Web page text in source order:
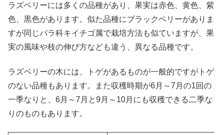
ラズベリーには多くの品種があり、果実は赤色、黄色、紫
色、黒色があります。似た品種にブラックベリーがありま
すが同じバラ科キイチゴ属で栽培方法も似ていますが、果
実の風味や枝の伸び方なども違う、異なる品種です。
ラズベリーの木には、トゲがあるものが一般的ですがトゲ
のない品種もあります。また収穫時期が6月～7月の1回の
一季なりと、6月～7月と9月～10月にも収穫できる二季な
りのものもあります。
LINE
LinkedIn